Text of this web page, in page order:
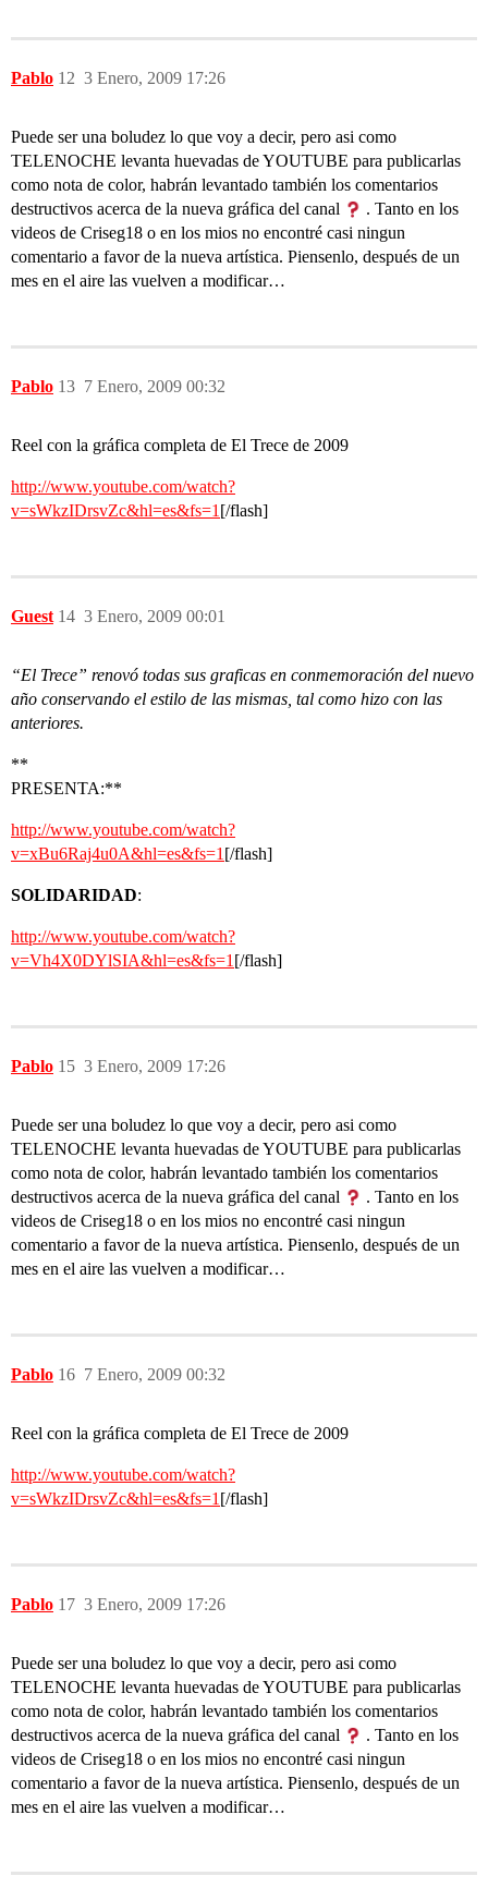
Pablo 3 Enero, 2009 17:26
12
Puede ser una boludez lo que voy a decir, pero asi como
TELENOCHE levanta huevadas de YOUTUBE para publicarlas
como nota de color, habrán levantado también los comentarios
destructivos acerca de la nueva gráfica del canal
. Tanto en los
videos de Criseg18 o en los mios no encontré casi ningun
comentario a favor de la nueva artística. Piensenlo, después de un
mes en el aire las vuelven a modificar…
Pablo 7 Enero, 2009 00:32
13
Reel con la gráfica completa de El Trece de 2009
http://www.youtube.com/watch?
v=sWkzIDrsvZc&hl=es&fs=1 [/flash]
Guest 3 Enero, 2009 00:01
14
“El Trece” renovó todas sus graficas en conmemoración del nuevo
año conservando el estilo de las mismas, tal como hizo con las
anteriores.
**
PRESENTA:**
http://www.youtube.com/watch?
v=xBu6Raj4u0A&hl=es&fs=1 [/flash]
SOLIDARIDAD:
http://www.youtube.com/watch?
v=Vh4X0DYlSIA&hl=es&fs=1 [/flash]
Pablo 3 Enero, 2009 17:26
15
Puede ser una boludez lo que voy a decir, pero asi como
TELENOCHE levanta huevadas de YOUTUBE para publicarlas
como nota de color, habrán levantado también los comentarios
destructivos acerca de la nueva gráfica del canal
. Tanto en los
videos de Criseg18 o en los mios no encontré casi ningun
comentario a favor de la nueva artística. Piensenlo, después de un
mes en el aire las vuelven a modificar…
Pablo 7 Enero, 2009 00:32
16
Reel con la gráfica completa de El Trece de 2009
http://www.youtube.com/watch?
v=sWkzIDrsvZc&hl=es&fs=1 [/flash]
Pablo 3 Enero, 2009 17:26
17
Puede ser una boludez lo que voy a decir, pero asi como
TELENOCHE levanta huevadas de YOUTUBE para publicarlas
como nota de color, habrán levantado también los comentarios
destructivos acerca de la nueva gráfica del canal
. Tanto en los
videos de Criseg18 o en los mios no encontré casi ningun
comentario a favor de la nueva artística. Piensenlo, después de un
mes en el aire las vuelven a modificar…